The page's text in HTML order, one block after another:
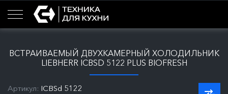
ВСТРАИВАЕМЫЙ ДВУХКАМЕРНЫЙ ХОЛОДИЛЬНИК
LIEBHERR ICBSD 5122 PLUS BIOFRESH
Артикул: ICBSd 5122